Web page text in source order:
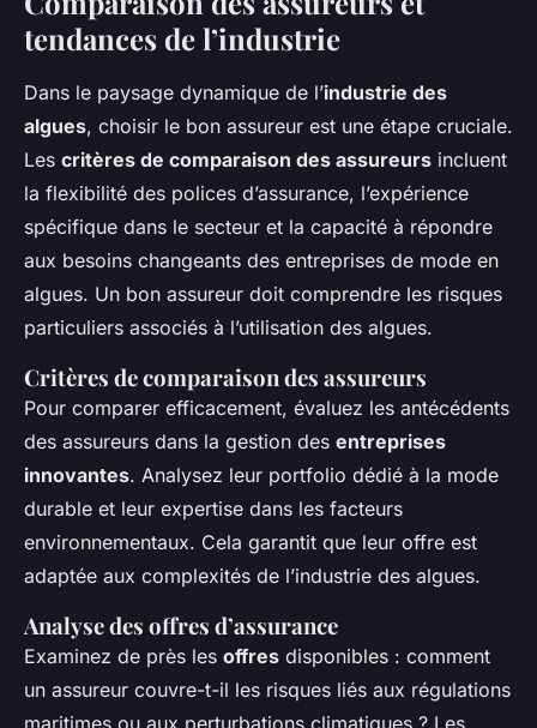
tendances de l’industrie
Dans le paysage dynamique de l’industrie des
algues, choisir le bon assureur est une étape cruciale.
Les critères de comparaison des assureurs incluent
la flexibilité des polices d’assurance, l’expérience
spécifique dans le secteur et la capacité à répondre
aux besoins changeants des entreprises de mode en
algues. Un bon assureur doit comprendre les risques
particuliers associés à l’utilisation des algues.
Critères de comparaison des assureurs
Pour comparer efficacement, évaluez les antécédents
des assureurs dans la gestion des entreprises
innovantes. Analysez leur portfolio dédié à la mode
durable et leur expertise dans les facteurs
environnementaux. Cela garantit que leur offre est
adaptée aux complexités de l’industrie des algues.
Analyse des offres d’assurance
Examinez de près les offres disponibles : comment
un assureur couvre-t-il les risques liés aux régulations